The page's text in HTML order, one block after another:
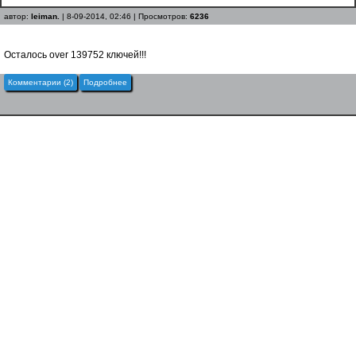
автор: leiman. | 8-09-2014, 02:46 | Просмотров: 6236
Осталось over 139752 ключей!!!
Комментарии (2) Подробнее